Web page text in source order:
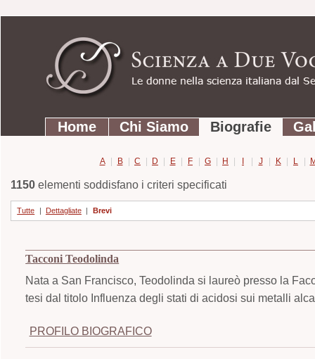
contenuti.
Strumenti
personali
SezioniHome Chi Siamo Biografie
A | B | C | D | E | F | G | H | I | J | K | L |
1150elementi soddisfano i criteri specificati
Tutte | Dettagliate | Brevi
Tacconi Teodolinda
Nata a San Francisco, Teodolinda si laureò presso la
tesi dal titolo Influenza degli stati di acidosi sui metalli
PROFILO BIOGRAFICO